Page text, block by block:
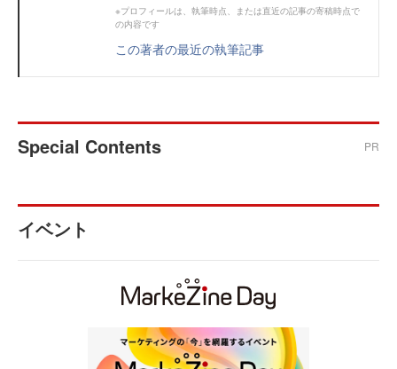
※プロフィールは、執筆時点、または直近の記事の寄稿時点で
の内容です
この著者の最近の執筆記事
Special Contents PR
イベント